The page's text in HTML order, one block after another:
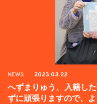
NEWS 2023.03.22
へずまりゅう、入籍し
ずに頑張りますので、